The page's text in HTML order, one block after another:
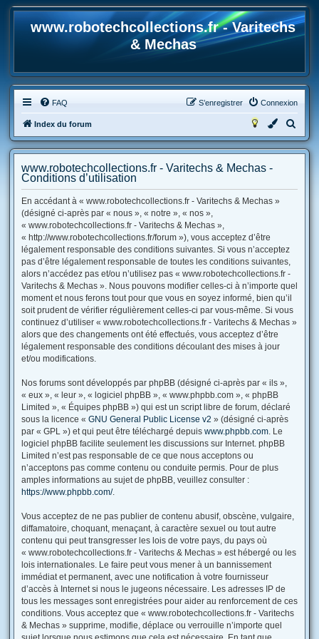
www.robotechcollections.fr - Varitechs
& Mechas
FAQ Connexion
S’enregistrer
Index du forum
e
e
www.robotechcollections.fr - Varitechs & Mechas -
Conditions d’utilisation
En accédant à « www.robotechcollections.fr - Varitechs & Mechas »
(désigné ci-après par « nous », « notre », « nos »,
« www.robotechcollections.fr - Varitechs & Mechas »,
« http://www.robotechcollections.fr/forum »), vous acceptez d’être
légalement responsable des conditions suivantes. Si vous n’acceptez
pas d’être légalement responsable de toutes les conditions suivantes,
alors n’accédez pas et/ou n’utilisez pas « www.robotechcollections.fr -
Varitechs & Mechas ». Nous pouvons modifier celles-ci à n’importe quel
moment et nous ferons tout pour que vous en soyez informé, bien qu’il
soit prudent de vérifier régulièrement celles-ci par vous-même. Si vous
continuez d’utiliser « www.robotechcollections.fr - Varitechs & Mechas »
alors que des changements ont été effectués, vous acceptez d’être
légalement responsable des conditions découlant des mises à jour
et/ou modifications.
Nos forums sont développés par phpBB (désigné ci-après par « ils »,
« eux », « leur », « logiciel phpBB », « www.phpbb.com », « phpBB
Limited », « Équipes phpBB ») qui est un script libre de forum, déclaré
sous la licence « GNU General Public License v2 » (désigné ci-après
par « GPL ») et qui peut être téléchargé depuis www.phpbb.com. Le
logiciel phpBB facilite seulement les discussions sur Internet. phpBB
Limited n’est pas responsable de ce que nous acceptons ou
n’acceptons pas comme contenu ou conduite permis. Pour de plus
amples informations au sujet de phpBB, veuillez consulter :
https://www.phpbb.com/.
Vous acceptez de ne pas publier de contenu abusif, obscène, vulgaire,
diffamatoire, choquant, menaçant, à caractère sexuel ou tout autre
contenu qui peut transgresser les lois de votre pays, du pays où
« www.robotechcollections.fr - Varitechs & Mechas » est hébergé ou les
lois internationales. Le faire peut vous mener à un bannissement
immédiat et permanent, avec une notification à votre fournisseur
d’accès à Internet si nous le jugeons nécessaire. Les adresses IP de
tous les messages sont enregistrées pour aider au renforcement de ces
conditions. Vous acceptez que « www.robotechcollections.fr - Varitechs
& Mechas » supprime, modifie, déplace ou verrouille n’importe quel